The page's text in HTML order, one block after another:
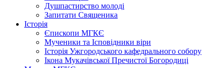
Душпастирство молоді
Запитати Священика
Історія
Єпископи МГКЄ
Мученики та Ісповідники віри
Історія Ужгородського кафедрального собору
Ікона Мукачівської Пречистої Богородиці